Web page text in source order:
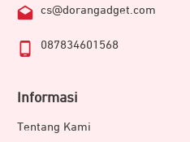
cs@dorangadget.com
087834601568
Informasi
Tentang Kami